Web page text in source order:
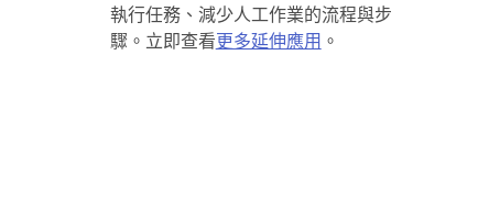
執行任務、減少人工作業的流程與步
驟。立即查看更多延伸應用 。